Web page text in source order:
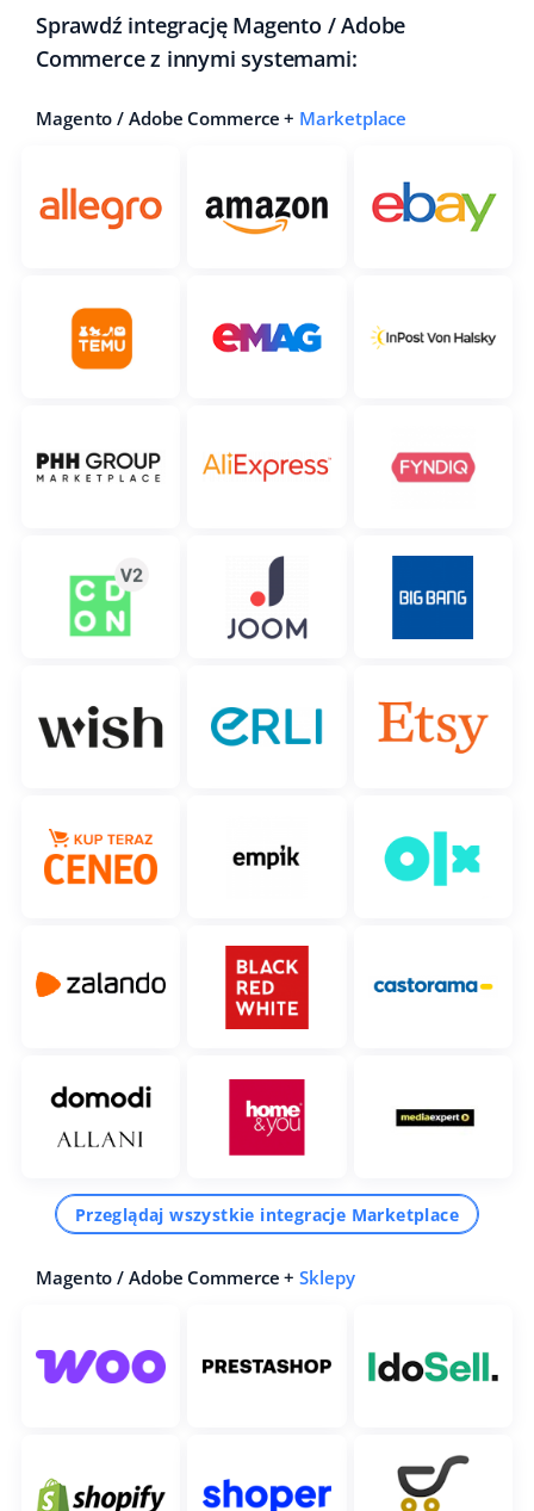
Sprawdź integrację Magento / Adobe
Commerce z innymi systemami:
Magento / Adobe Commerce + Marketplace
Przeglądaj wszystkie integracje Marketplace
Magento / Adobe Commerce +Sklepy